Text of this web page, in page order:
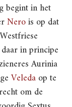
begint in het
Nerois op dat
in principe
Aurinia
Veledaop te
om de